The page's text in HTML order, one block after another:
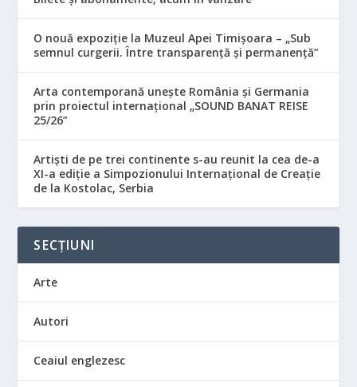
O nouă expoziție la Muzeul Apei Timișoara – „Sub
semnul curgerii. Între transparență și permanență”
Arta contemporană unește România și Germania
prin proiectul internațional „SOUND BANAT REISE
25/26”
Artiști de pe trei continente s-au reunit la cea de-a
XI-a ediție a Simpozionului Internațional de Creație
de la Kostolac, Serbia
SECȚIUNI
Arte
Autori
Ceaiul englezesc